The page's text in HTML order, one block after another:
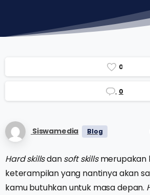
0
0
Siswamedia Blog
Hard skillsdansoft skillsmerupakan
keterampilan yang nantinya akan
kamu butuhkan untuk masa depan.